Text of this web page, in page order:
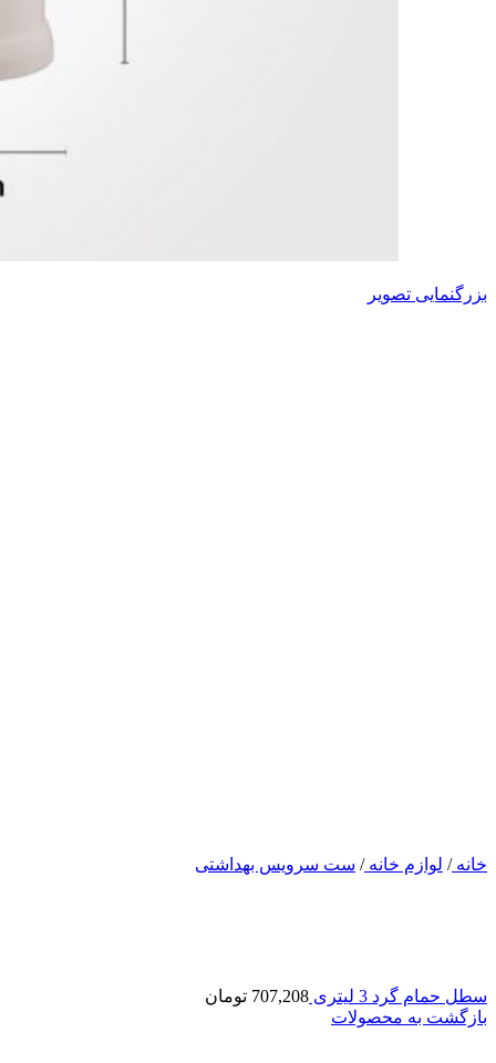
بزرگنمایی تصویر
خانه/ لوازم خانه/ ست سرویس بهداشتی
سطل حمام گرد 3 لیتری 707,208 تومان
بازگشت به محصولات